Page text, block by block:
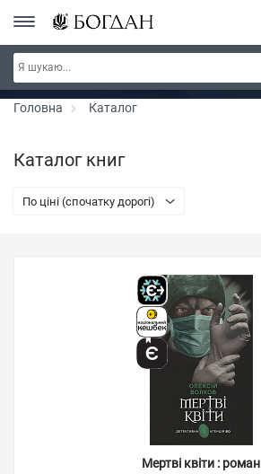
РОЗПРОДАЖ ~ 150 грн ~ 200 грн ~ 250 грн ~
300 грн ~ РОЗПРОДАЖ
Головна Каталог
Каталог книг
По ціні (спочатку дорогі)
Мертві квіти : роман